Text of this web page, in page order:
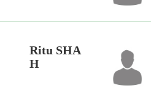
Ritu SHA
H